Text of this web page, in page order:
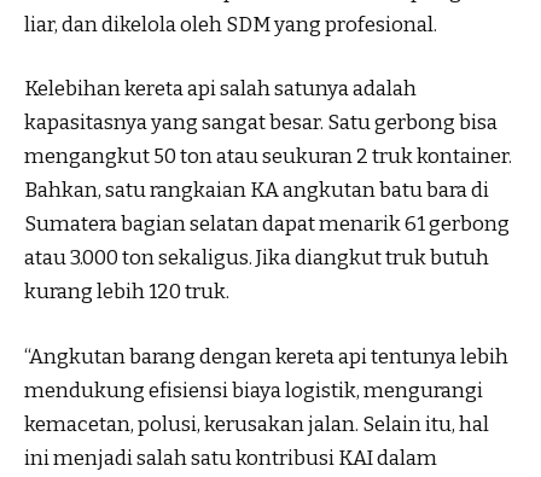
liar, dan dikelola oleh SDM yang profesional.
Kelebihan kereta api salah satunya adalah
kapasitasnya yang sangat besar. Satu gerbong bisa
mengangkut 50 ton atau seukuran 2 truk kontainer.
Bahkan, satu rangkaian KA angkutan batu bara di
Sumatera bagian selatan dapat menarik 61 gerbong
atau 3.000 ton sekaligus. Jika diangkut truk butuh
kurang lebih 120 truk.
“Angkutan barang dengan kereta api tentunya lebih
mendukung efisiensi biaya logistik, mengurangi
kemacetan, polusi, kerusakan jalan. Selain itu, hal
ini menjadi salah satu kontribusi KAI dalam